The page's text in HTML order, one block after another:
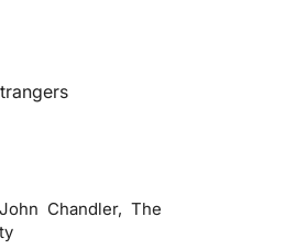
John Chandler, The